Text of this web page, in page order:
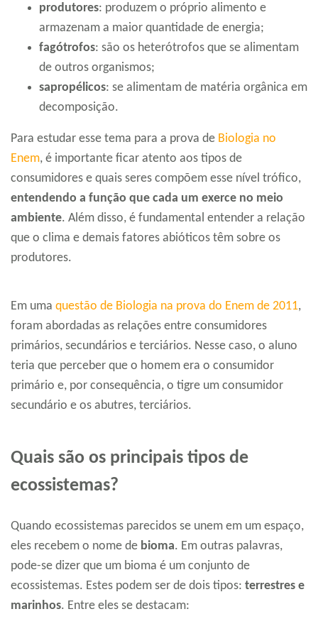
produtores: produzem o próprio alimento e
armazenam a maior quantidade de energia;
fagótrofos: são os heterótrofos que se alimentam
de outros organismos;
sapropélicos: se alimentam de matéria orgânica em
decomposição.
Para estudar esse tema para a prova de Biologia no
Enem, é importante ficar atento aos tipos de
consumidores e quais seres compõem esse nível trófico,
entendendo a função que cada um exerce no meio
ambiente. Além disso, é fundamental entender a relação
que o clima e demais fatores abióticos têm sobre os
produtores.
Em uma questão de Biologia na prova do Enem de 2011,
foram abordadas as relações entre consumidores
primários, secundários e terciários. Nesse caso, o aluno
teria que perceber que o homem era o consumidor
primário e, por consequência, o tigre um consumidor
secundário e os abutres, terciários.
Quais são os principais tipos de
ecossistemas?
Quando ecossistemas parecidos se unem em um espaço,
eles recebem o nome de bioma. Em outras palavras,
pode-se dizer que um bioma é um conjunto de
ecossistemas. Estes podem ser de dois tipos: terrestres e
marinhos. Entre eles se destacam: